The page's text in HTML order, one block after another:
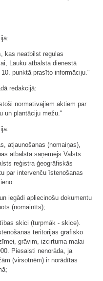
kas neatbilst regulas
Lauku atbalsta dienestā
punktā prasīto informāciju."
redakcijā:
normatīvajiem aktiem par
un plantāciju mežu."
atjaunošanas (nomaiņas),
atbalsta saņēmējs Valsts
reģistra ģeogrāfiskās
par intervenču īstenošanas
iegādi apliecinošu dokumentu
(nomainīts);
skici (turpmāk - skice).
teritorijas grafisko
grāvim, izcirtuma malai
Piesaisti nenorāda, ja
(virsotnēm) ir norādītas